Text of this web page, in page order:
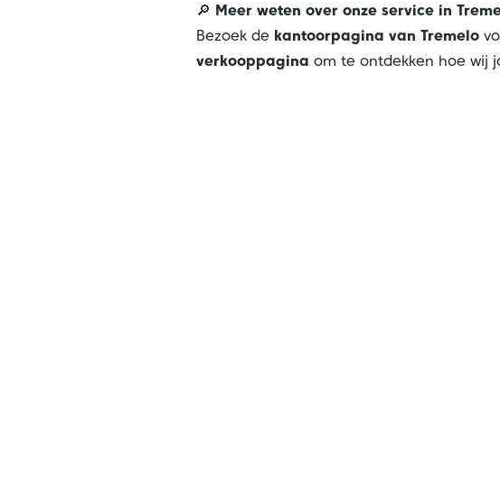
🔎 Meer weten over onze service in
Bezoek de kantoorpagina van Tremelo
verkooppagina om te ontdekken hoe wij